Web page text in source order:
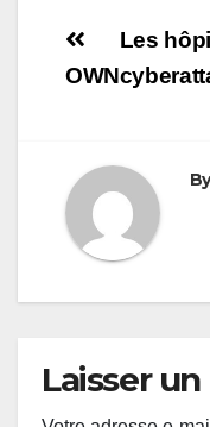
de
Les
OWN
Laisser